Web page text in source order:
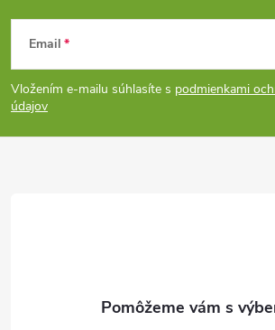
v
ý
p
Z
á
p
Email
Vložením e-mailu súhlasíte s podmienkami
údajov